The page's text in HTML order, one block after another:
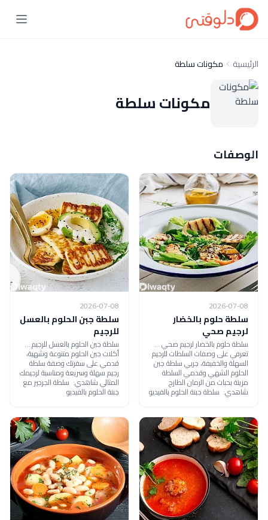
الرئيسية مكونات سلطة
مكونات سلطة
الوصفات
2026-07-08
سلطة حلوم بالخضار
لرجيم صحي
سلطة حلوم بالخضار لرجيم صحي ...
تعرفي على وصفات السلطات للرجيم
السهلة والخفيفة، جربي سلطة جبن
الحلوم الشهي وقدمي السلطة
مزينة بحبات من الرمان الطازج
شاهدي: سلطة جبنة الحلوم بالفيديو
2026-07-08
سلطة جبن الحلوم بالعسل
للرجيم
سلطة جبن الحلوم بالعسل للرجيم ...
أكلات جبن الحلوم متنوعة وشهية،
قدمي على سفرتك وصفة سلطة
رجيم سهلة وسريعة ومناسبة لرجيمك
المثالي شاهدي: سلطة الجرجير مع
جبنة الحلوم بالفيديو